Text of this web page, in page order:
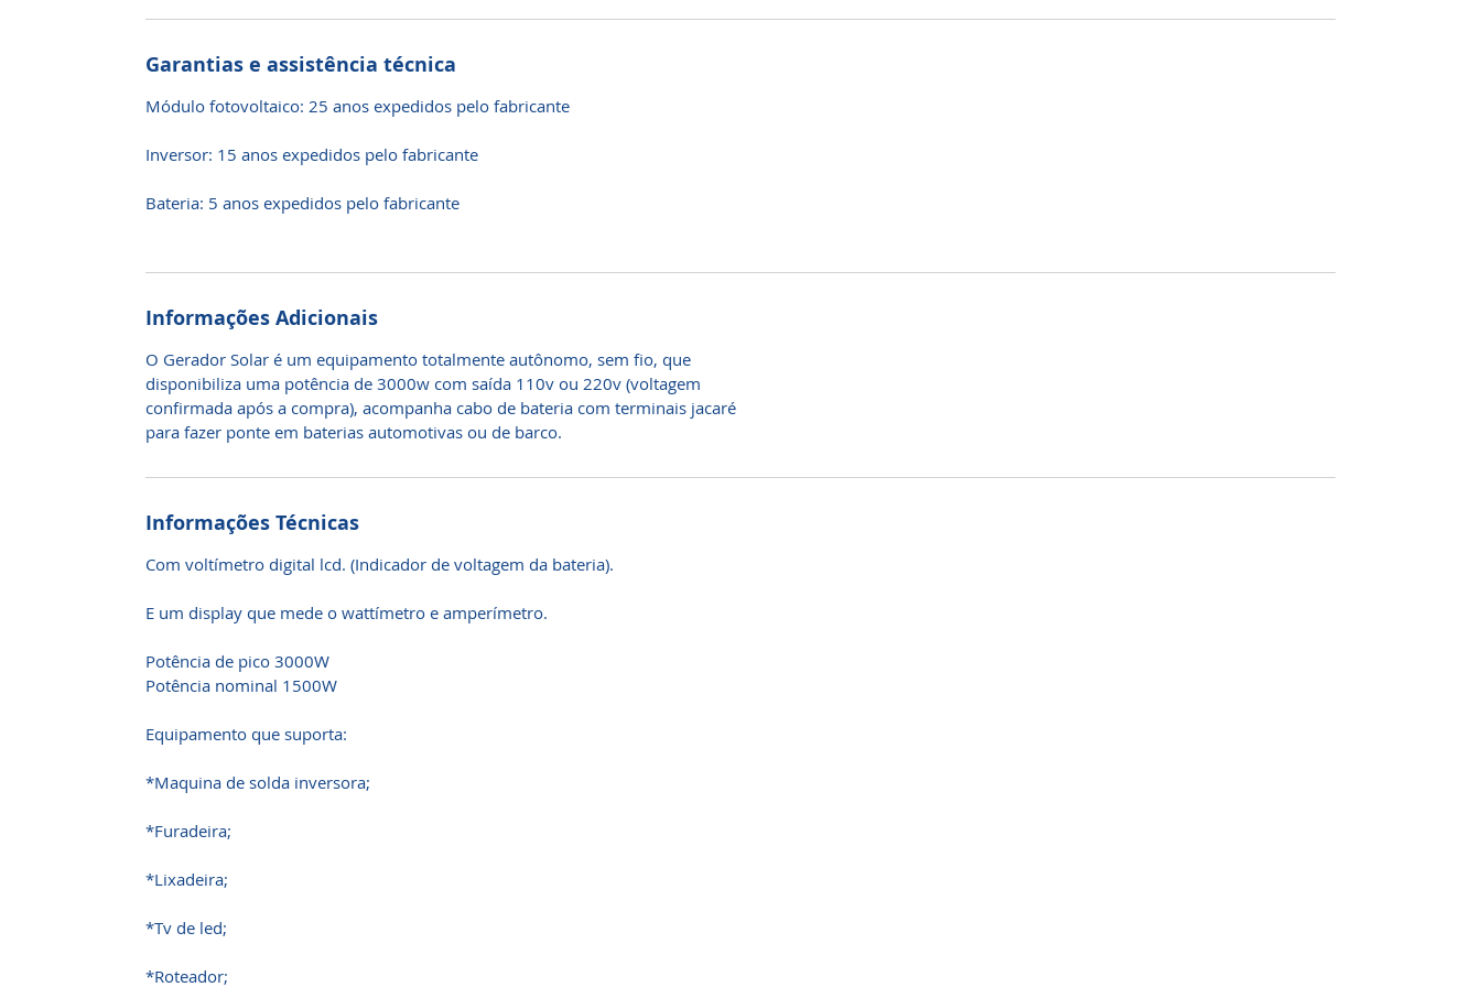
Garantias e assistência técnica
Módulo fotovoltaico: 25 anos expedidos pelo fabricante
Inversor: 15 anos expedidos pelo fabricante
Bateria: 5 anos expedidos pelo fabricante
Informações Adicionais
O Gerador Solar é um equipamento totalmente autônomo, sem fio, que
disponibiliza uma potência de 3000w com saída 110v ou 220v (voltagem
confirmada após a compra), acompanha cabo de bateria com terminais jacaré
para fazer ponte em baterias automotivas ou de barco.
Informações Técnicas
Com voltímetro digital lcd. (Indicador de voltagem da bateria).
E um display que mede o wattímetro e amperímetro.
Potência de pico 3000W
Potência nominal 1500W
Equipamento que suporta:
*Maquina de solda inversora;
*Furadeira;
*Lixadeira;
*Tv de led;
*Roteador;